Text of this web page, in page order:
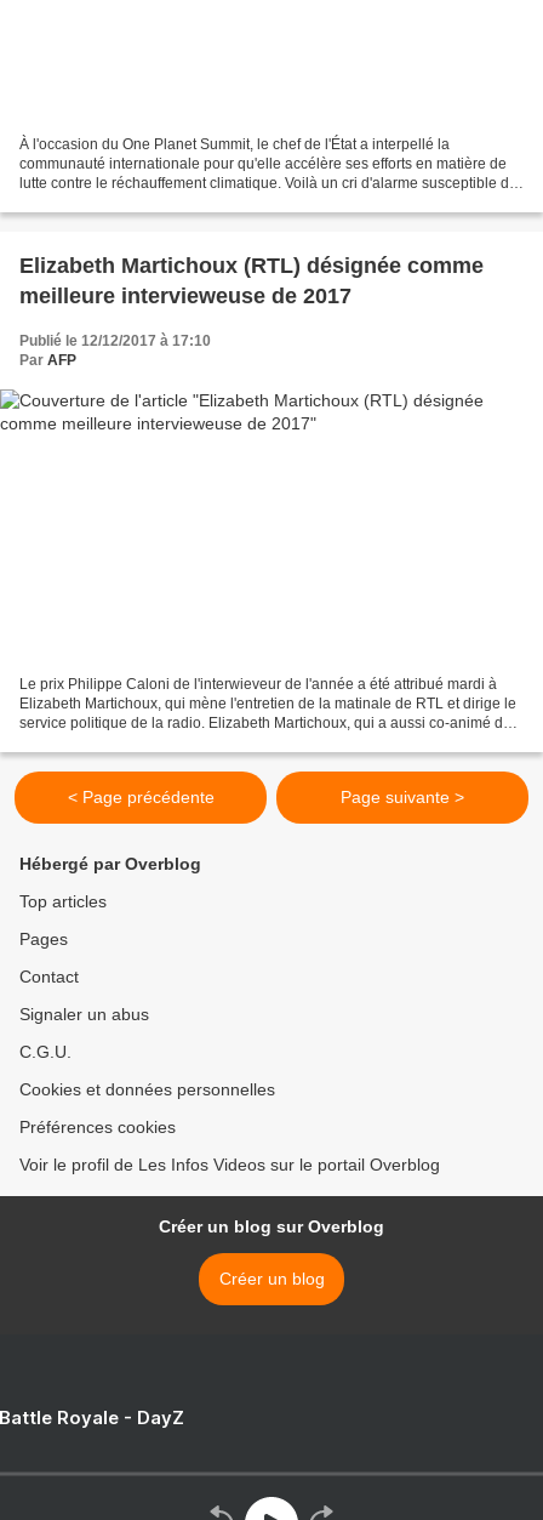
À l'occasion du One Planet Summit, le chef de l'État a interpellé la
communauté internationale pour qu'elle accélère ses efforts en matière de
lutte contre le réchauffement climatique. Voilà un cri d'alarme susceptible de
Elizabeth Martichoux (RTL) désignée comme
meilleure intervieweuse de 2017
Publié le 12/12/2017 à 17:10
Par AFP
Le prix Philippe Caloni de l'interwieveur de l'année a été attribué mardi à
Elizabeth Martichoux, qui mène l'entretien de la matinale de RTL et dirige le
service politique de la radio. Elizabeth Martichoux, qui a aussi co-animé des
< Page précédente Page suivante >
Hébergé par Overblog
Top articles
Pages
Contact
Signaler un abus
C.G.U.
Cookies et données personnelles
Préférences cookies
Voir le profil de Les Infos Videos sur le portail Overblog
Créer un blog sur Overblog
Créer un blog
Royale - DayZ